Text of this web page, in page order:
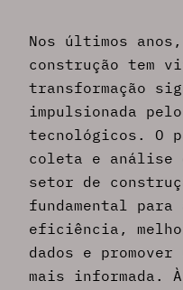
Nos últimos
construção tem
transformação
impulsionada
tecnológicos. O
coleta e análise
setor de
fundamental para
eficiência,
dados e promover
mais informada.